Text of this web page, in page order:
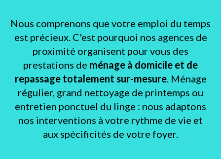
Nous comprenons que votre emploi du temps
est précieux. C'est pourquoi nos agences de
proximité organisent pour vous des
prestations de ménage à domicile et de
repassage totalement sur-mesure. Ménage
régulier, grand nettoyage de printemps ou
entretien ponctuel du linge : nous adaptons
nos interventions à votre rythme de vie et
aux spécificités de votre foyer.